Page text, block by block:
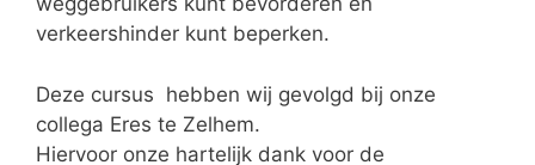
verkeershinder kunt beperken.
Deze cursus hebben wij gevolgd bij onze
collega Eres te Zelhem.
Hiervoor onze hartelijk dank voor de